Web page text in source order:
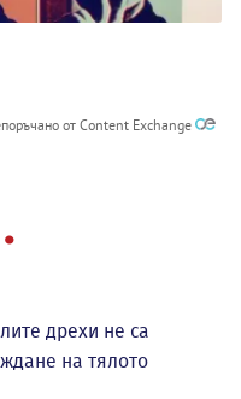
от Content Exchange
дрехи не са
на тялото